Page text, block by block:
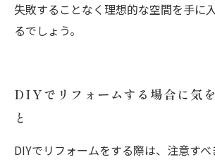
失敗することなく理想的な空間を手に
るでしょう。
DIYでリフォームする場合に気
と
DIYでリフォームをする際は、注意す